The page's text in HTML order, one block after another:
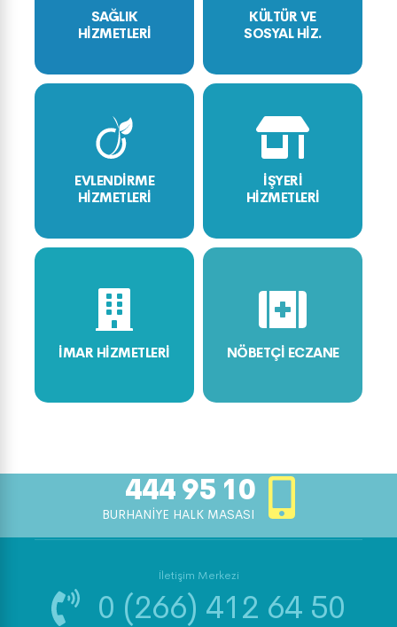
SAĞLIK
HİZMETLERİ
KÜLTÜR VE
SOSYAL HİZ.
EVLENDİRME
HİZMETLERİ
İŞYERİ
HİZMETLERİ
İMAR HİZMETLERİ NÖBETÇİ ECZANE
444 95 10
BURHANİYE HALK MASASI
İletişim Merkezi
0 (266) 412 64 50